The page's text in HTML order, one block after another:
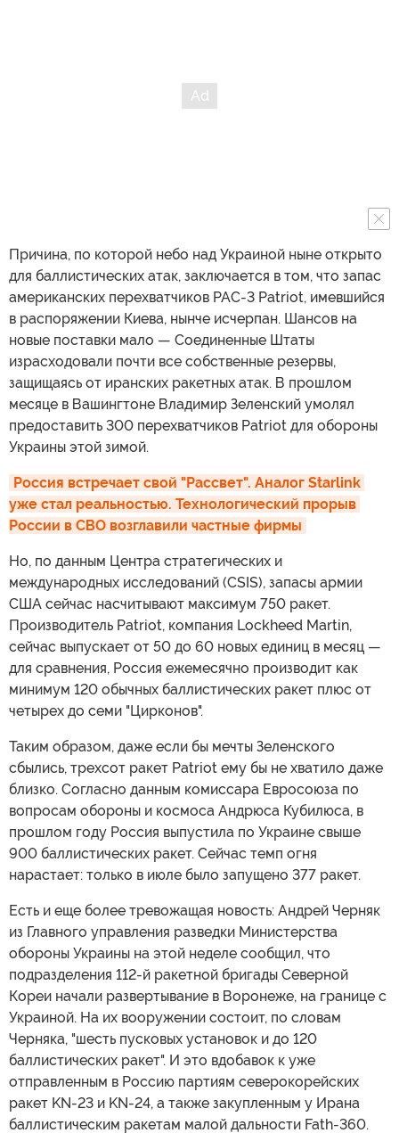
Причина, по которой небо над Украиной ныне открыто
для баллистических атак, заключается в том, что запас
американских перехватчиков PAC-3 Patriot, имевшийся
в распоряжении Киева, нынче исчерпан. Шансов на
новые поставки мало — Соединенные Штаты
израсходовали почти все собственные резервы,
защищаясь от иранских ракетных атак. В прошлом
месяце в Вашингтоне Владимир Зеленский умолял
предоставить 300 перехватчиков Patriot для обороны
Украины этой зимой.
Россия встречает свой "Рассвет". Аналог Starlink
уже стал реальностью. Технологический прорыв
России в СВО возглавили частные фирмы
Но, по данным Центра стратегических и
международных исследований (CSIS), запасы армии
США сейчас насчитывают максимум 750 ракет.
Производитель Patriot, компания Lockheed Martin,
сейчас выпускает от 50 до 60 новых единиц в месяц —
для сравнения, Россия ежемесячно производит как
минимум 120 обычных баллистических ракет плюс от
четырех до семи "Цирконов".
Таким образом, даже если бы мечты Зеленского
сбылись, трехсот ракет Patriot ему бы не хватило даже
близко. Согласно данным комиссара Евросоюза по
вопросам обороны и космоса Андрюса Кубилюса, в
прошлом году Россия выпустила по Украине свыше
900 баллистических ракет. Сейчас темп огня
нарастает: только в июле было запущено 377 ракет.
Есть и еще более тревожащая новость: Андрей Черняк
из Главного управления разведки Министерства
обороны Украины на этой неделе сообщил, что
подразделения 112-й ракетной бригады Северной
Кореи начали развертывание в Воронеже, на границе с
Украиной. На их вооружении состоит, по словам
Черняка, "шесть пусковых установок и до 120
баллистических ракет". И это вдобавок к уже
отправленным в Россию партиям северокорейских
ракет KN-23 и KN-24, а также закупленным у Ирана
баллистическим ракетам малой дальности Fath-360.